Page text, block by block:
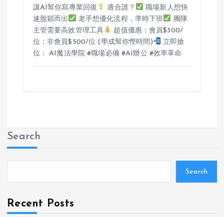
讓AI幫你寫專業回復
適合誰？
職場新人想快
速脫穎而出
老手想優化流程，準時下班
團隊
主管需要高效管理工具
超值優惠：會員$300/
位；非會員$500/位 (學成幫你慳時間)
立即搶
位： AI魔法學院 #職場必備 #AI辦公 #效率革命
Search
Search
Recent Posts